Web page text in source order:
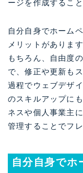
ージを作成するこ
自分自身でホーム
メリットがありま
もちろん、自由度
で、修正や更新も
過程でウェブデザ
のスキルアップに
ネスや個人事業主
管理することでフ
自分自身でホ